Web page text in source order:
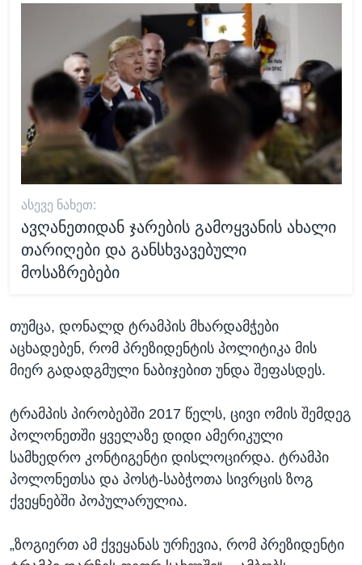
ᲐᲡᲔᲕᲔ ᲜᲐᲮᲔᲗ:
ავღანეთიდან ჯარების გამოყვანის ახალი
თარიღები და განსხვავებული
მოსაზრებები
თუმცა, დონალდ ტრამპის მხარდამჭები
აცხადებენ, რომ პრეზიდენტის პოლიტიკა მის
მიერ გადადგმული ნაბიჯებით უნდა შეფასდეს.
ტრამპის პირობებში 2017 წელს, ცივი ომის შემდეგ
პოლონეთში ყველაზე დიდი ამერიკული
სამხედრო კონტიგენტი დისლოცირდა. ტრამპი
პოლონეთსა და პოსტ-საბჭოთა სივრცის ზოგ
ქვეყნებში პოპულარულია.
„ზოგიერთ ამ ქვეყანას ურჩევია, რომ პრეზიდენტი